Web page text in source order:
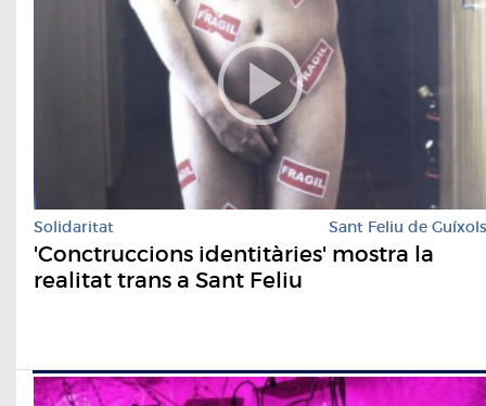
Solidaritat Sant Feliu de Guíxols
'Conctruccions identitàries' mostra la
realitat trans a Sant Feliu